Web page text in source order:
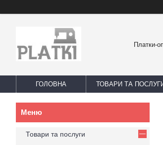
Платки-
ГОЛОВНА ТОВАРИ ТА
Товари та послуги